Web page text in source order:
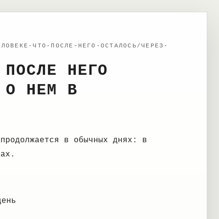
ЧТО-ПОСЛЕ-НЕГО-ОСТАЛОСЬ/ЧЕРЕЗ-
НЕГО
О НЕМ В
в обычных днях: в